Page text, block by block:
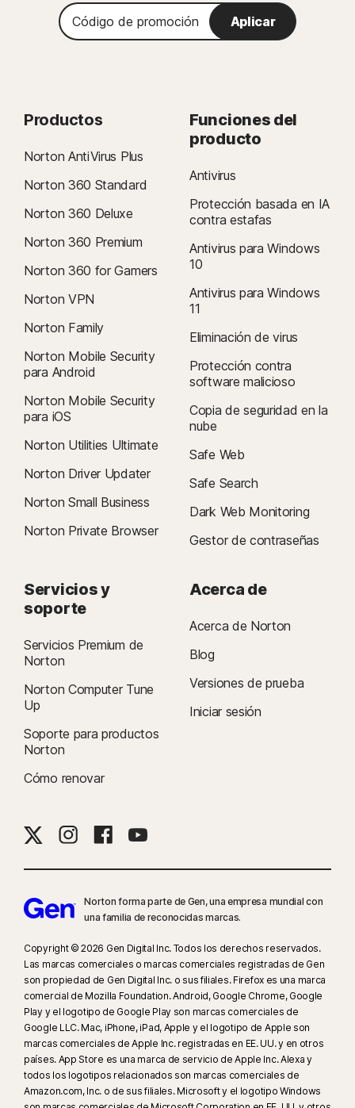
Código
de
promoción
Aplicar
Productos
Norton AntiVirus Plus
Norton 360 Standard
Norton 360 Deluxe
Norton 360 Premium
Norton 360 for Gamers
Norton VPN
Norton Family
Norton Mobile Security
para Android
Norton Mobile Security
para iOS
Norton Utilities Ultimate
Norton Driver Updater
Norton Small Business
Norton Private Browser
Funciones del
producto
Antivirus
Protección basada en IA
contra estafas
Antivirus para Windows
10
Antivirus para Windows
11
Eliminación de virus
Protección contra
software malicioso
Copia de seguridad en la
nube
Safe Web
Safe Search
Dark Web Monitoring
Gestor de contraseñas
Servicios y
soporte
Servicios Premium de
Norton
Norton Computer Tune
Up
Soporte para productos
Norton
Cómo renovar
Acerca de
Acerca de Norton
Blog
Versiones de prueba
Iniciar sesión
Norton forma parte de Gen, una empresa mundial con
una familia de reconocidas marcas.
Copyright © 2026 Gen Digital Inc. Todos los derechos reservados.
Las marcas comerciales o marcas comerciales registradas de Gen
son propiedad de Gen Digital Inc. o sus filiales. Firefox es una marca
comercial de Mozilla Foundation. Android, Google Chrome, Google
Play y el logotipo de Google Play son marcas comerciales de
Google LLC. Mac, iPhone, iPad, Apple y el logotipo de Apple son
marcas comerciales de Apple Inc. registradas en EE. UU. y en otros
países. App Store es una marca de servicio de Apple Inc. Alexa y
todos los logotipos relacionados son marcas comerciales de
Amazon.com, Inc. o de sus filiales. Microsoft y el logotipo Windows